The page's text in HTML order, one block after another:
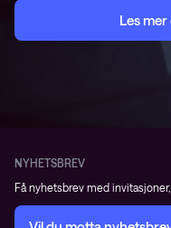
Les
NYHETSBREV
Få nyhetsbrev med